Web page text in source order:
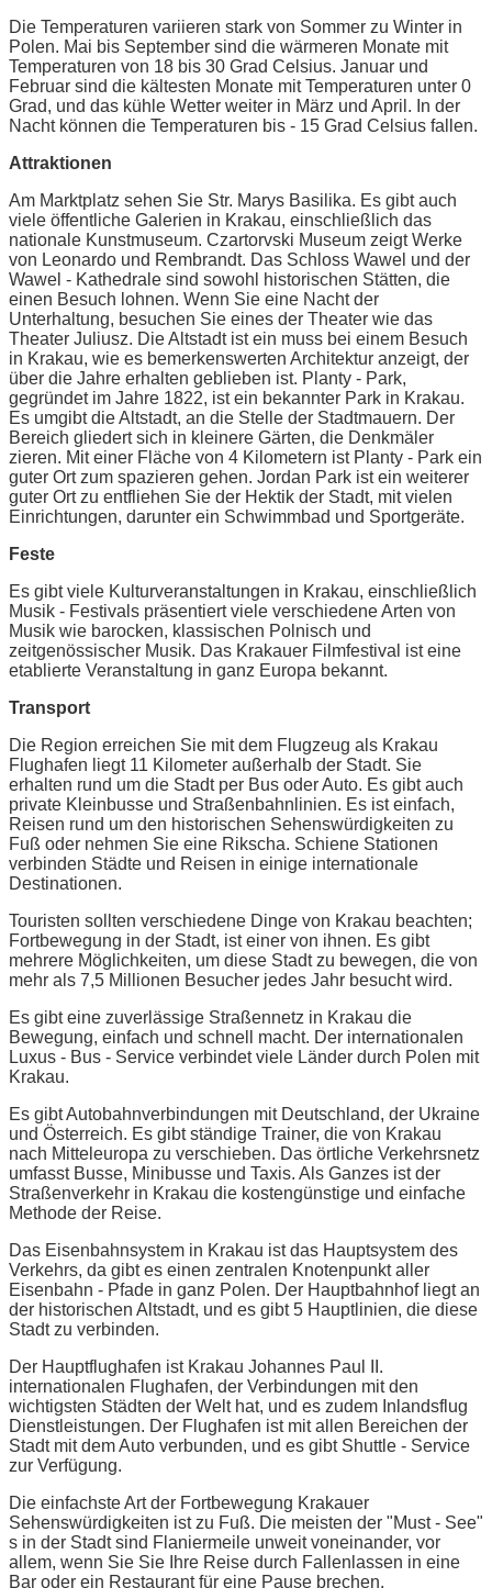
Die Temperaturen variieren stark von Sommer zu Winter in
Polen. Mai bis September sind die wärmeren Monate mit
Temperaturen von 18 bis 30 Grad Celsius. Januar und
Februar sind die kältesten Monate mit Temperaturen unter 0
Grad, und das kühle Wetter weiter in März und April. In der
Nacht können die Temperaturen bis - 15 Grad Celsius fallen.
Attraktionen
Am Marktplatz sehen Sie Str. Marys Basilika. Es gibt auch
viele öffentliche Galerien in Krakau, einschließlich das
nationale Kunstmuseum. Czartorvski Museum zeigt Werke
von Leonardo und Rembrandt. Das Schloss Wawel und der
Wawel - Kathedrale sind sowohl historischen Stätten, die
einen Besuch lohnen. Wenn Sie eine Nacht der
Unterhaltung, besuchen Sie eines der Theater wie das
Theater Juliusz. Die Altstadt ist ein muss bei einem Besuch
in Krakau, wie es bemerkenswerten Architektur anzeigt, der
über die Jahre erhalten geblieben ist. Planty - Park,
gegründet im Jahre 1822, ist ein bekannter Park in Krakau.
Es umgibt die Altstadt, an die Stelle der Stadtmauern. Der
Bereich gliedert sich in kleinere Gärten, die Denkmäler
zieren. Mit einer Fläche von 4 Kilometern ist Planty - Park ein
guter Ort zum spazieren gehen. Jordan Park ist ein weiterer
guter Ort zu entfliehen Sie der Hektik der Stadt, mit vielen
Einrichtungen, darunter ein Schwimmbad und Sportgeräte.
Feste
Es gibt viele Kulturveranstaltungen in Krakau, einschließlich
Musik - Festivals präsentiert viele verschiedene Arten von
Musik wie barocken, klassischen Polnisch und
zeitgenössischer Musik. Das Krakauer Filmfestival ist eine
etablierte Veranstaltung in ganz Europa bekannt.
Transport
Die Region erreichen Sie mit dem Flugzeug als Krakau
Flughafen liegt 11 Kilometer außerhalb der Stadt. Sie
erhalten rund um die Stadt per Bus oder Auto. Es gibt auch
private Kleinbusse und Straßenbahnlinien. Es ist einfach,
Reisen rund um den historischen Sehenswürdigkeiten zu
Fuß oder nehmen Sie eine Rikscha. Schiene Stationen
verbinden Städte und Reisen in einige internationale
Destinationen.
Touristen sollten verschiedene Dinge von Krakau beachten;
Fortbewegung in der Stadt, ist einer von ihnen. Es gibt
mehrere Möglichkeiten, um diese Stadt zu bewegen, die von
mehr als 7,5 Millionen Besucher jedes Jahr besucht wird.
Es gibt eine zuverlässige Straßennetz in Krakau die
Bewegung, einfach und schnell macht. Der internationalen
Luxus - Bus - Service verbindet viele Länder durch Polen mit
Krakau.
Es gibt Autobahnverbindungen mit Deutschland, der Ukraine
und Österreich. Es gibt ständige Trainer, die von Krakau
nach Mitteleuropa zu verschieben. Das örtliche Verkehrsnetz
umfasst Busse, Minibusse und Taxis. Als Ganzes ist der
Straßenverkehr in Krakau die kostengünstige und einfache
Methode der Reise.
Das Eisenbahnsystem in Krakau ist das Hauptsystem des
Verkehrs, da gibt es einen zentralen Knotenpunkt aller
Eisenbahn - Pfade in ganz Polen. Der Hauptbahnhof liegt an
der historischen Altstadt, und es gibt 5 Hauptlinien, die diese
Stadt zu verbinden.
Der Hauptflughafen ist Krakau Johannes Paul II.
internationalen Flughafen, der Verbindungen mit den
wichtigsten Städten der Welt hat, und es zudem Inlandsflug
Dienstleistungen. Der Flughafen ist mit allen Bereichen der
Stadt mit dem Auto verbunden, und es gibt Shuttle - Service
zur Verfügung.
Die einfachste Art der Fortbewegung Krakauer
Sehenswürdigkeiten ist zu Fuß. Die meisten der "Must - See"
s in der Stadt sind Flaniermeile unweit voneinander, vor
allem, wenn Sie Sie Ihre Reise durch Fallenlassen in eine
Bar oder ein Restaurant für eine Pause brechen.